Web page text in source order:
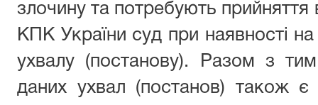
злочину та потребують прийняття
КПК України суд при наявності
ухвалу (постанову). Разом з
даних ухвал (постанов) також